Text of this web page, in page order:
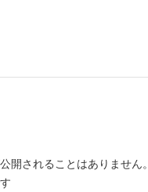
開されることはありません。